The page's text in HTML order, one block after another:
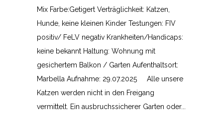
Mix Farbe:Getigert Verträglichkeit: Katzen,
Hunde, keine kleinen Kinder Testungen: FIV
positiv/ FeLV negativ Krankheiten/Handicaps:
keine bekannt Haltung: Wohnung mit
gesichertem Balkon / Garten Aufenthaltsort:
Marbella Aufnahme: 29.07.2025 Alle unsere
Katzen werden nicht in den Freigang
vermittelt. Ein ausbruchssicherer Garten oder